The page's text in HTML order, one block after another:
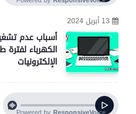
13 أبريل 2024
أسباب عدم
الكهرباء
الإلكترونيات